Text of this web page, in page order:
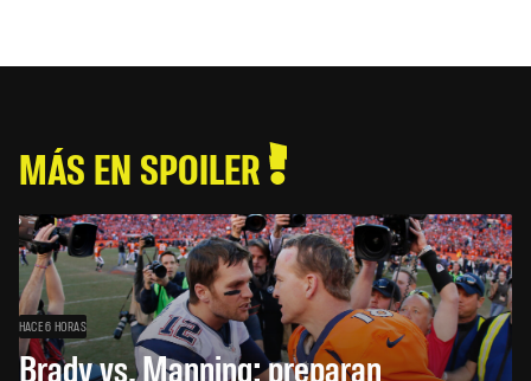
MÁS EN SPOILER
HACE 6 HORAS
Brady vs. Manning: preparan